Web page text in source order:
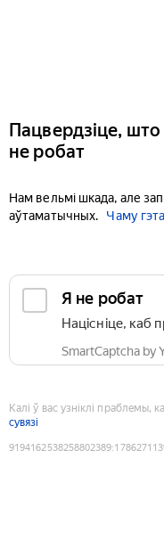
Пацвердзіце,
не робат
Нам вельмі шкада, але
аўтаматычных.
Чаму
Я не робат
Націсніце, каб
SmartCaptcha by
Калі ў вас узніклі праблемы,
сувязі
9194162538258802389: